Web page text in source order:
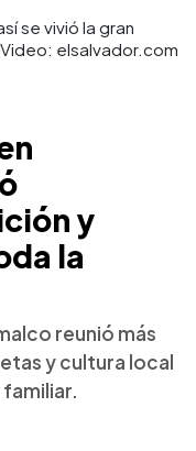
se vivió la gran
elsalvador.com
y
la
reunió más
y cultura local